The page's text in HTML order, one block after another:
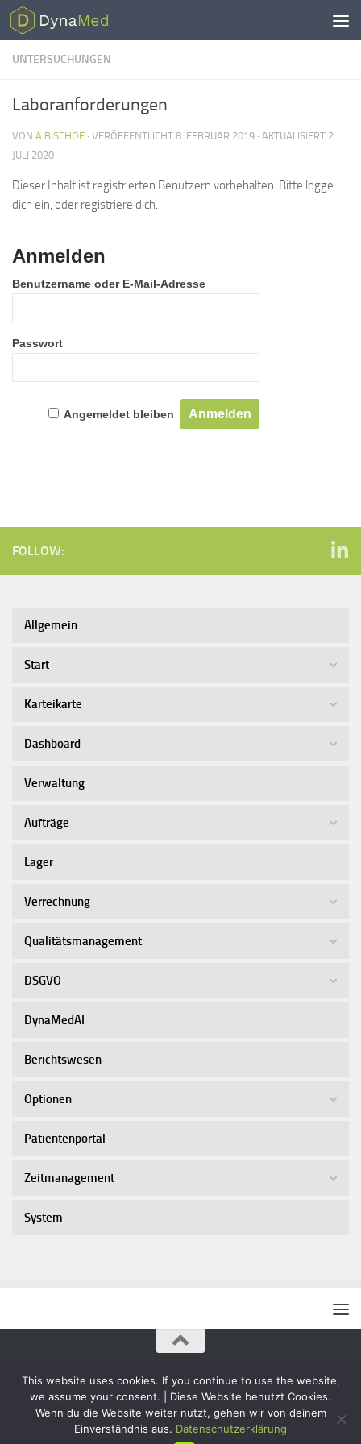
Zum Inhalt springen
UNTERSUCHUNGEN
Laboranforderungen
VON A.BISCHOF · VERÖFFENTLICHT 8. FEBRUAR 2019 · AKTUALISIERT 2.
JULI 2020
Dieser Inhalt ist registrierten Benutzern vorbehalten. Bitte logge
dich ein, oder registriere dich.
Anmelden
Benutzername oder E-Mail-Adresse
Passwort
Angemeldet bleiben
FOLLOW:
Allgemein
Start
Karteikarte
Dashboard
Verwaltung
Aufträge
Lager
Verrechnung
Qualitätsmanagement
DSGVO
DynaMedAI
Berichtswesen
Optionen
Patientenportal
Zeitmanagement
System
© 2026 - IMA-Systems Information-Technology. Alle Rechte
vorbehalten.Impressum
This website uses cookies. If you continue to use the website,
we assume your consent. | Diese Website benutzt Cookies.
Wenn du die Website weiter nutzt, gehen wir von deinem
Einverständnis aus. Datenschutzerklärung